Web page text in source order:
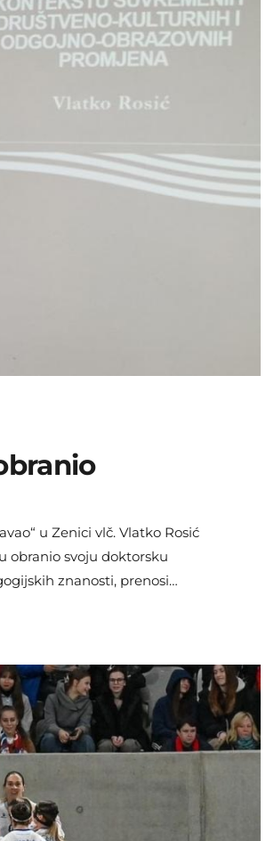
u Zenici vlč. Vlatko Rosić
obranio svoju doktorsku
znanosti, prenosi